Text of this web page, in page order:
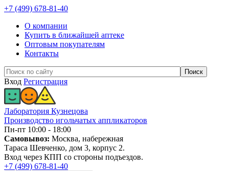
+7 (499) 678-81-40
О компании
Купить в ближайшей аптеке
Оптовым покупателям
Контакты
Вход Регистрация
Лаборатория Кузнецова
Производство игольчатых аппликаторов
Пн-пт 10:00 - 18:00
Самовывоз: Москва, набережная
Тараса Шевченко, дом 3, корпус 2.
Вход через КПП со стороны подъездов.
+7 (499) 678-81-40